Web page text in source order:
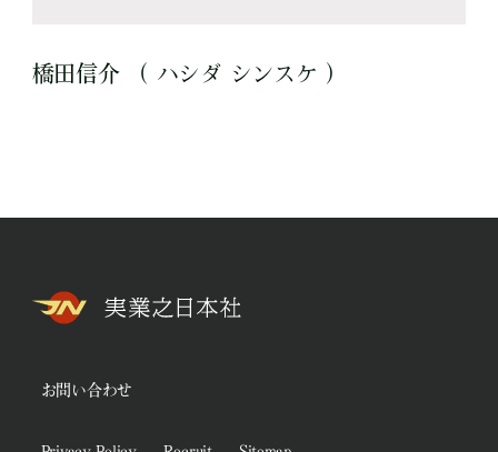
橋田信介 （ ハシダ シンスケ ）
お問い合わせ